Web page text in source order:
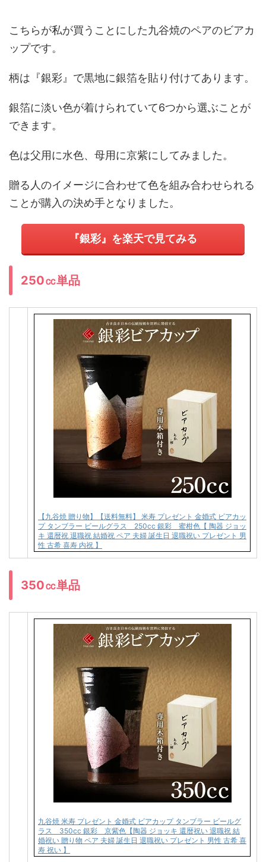
こちらが私が買うことにした九谷焼のペアのビアカ
ップです。
柄は『銀彩』で黒地に銀箔を貼り付けてあります。
銀箔に淡い色が着けられていて6つから選ぶことが
できます。
色は父用に水色、母用に京紫にしてみました。
贈る人のイメージに合わせて色を組み合わせられる
ことが購入の決め手となりました。
『銀彩』を楽天で見てみる
250㏄単品
【九谷焼 贈り物】【送料無料】 米寿 プレゼント 金婚式 ビアカッ
プ タンブラー ビールグラス 250cc 銀彩 蜜柑色【 陶器 ジョッ
キ 還暦祝 退職祝 結婚祝 ペア 夫婦 誕生日 退職祝い プレゼント 男
性 古希 喜寿 内祝 】
350㏄単品
九谷焼 米寿 プレゼント 金婚式 ビアカップ タンブラー ビールグ
ラス 350cc 銀彩 京紫色【陶器 ジョッキ 還暦祝い 退職祝 結
婚祝い 贈り物 ペア 夫婦 誕生日 退職祝い プレゼント 男性 古希 喜
寿 祝い 】